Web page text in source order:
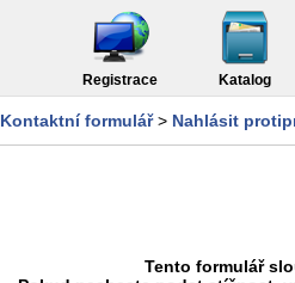
Registrace Katalog
Kontaktní formulář> Nahlásit
Tento formulář